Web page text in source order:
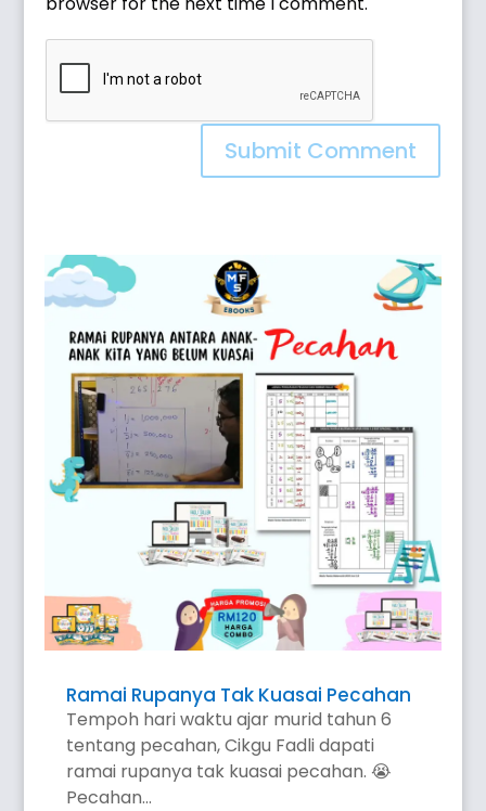
Submit Comment
Ramai Rupanya Tak Kuasai Pecahan
Tempoh hari waktu ajar murid tahun 6
tentang pecahan, Cikgu Fadli dapati
ramai rupanya tak kuasai pecahan. 😭
Pecahan...